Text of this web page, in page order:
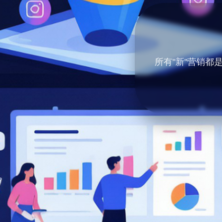
所有"新"营销都